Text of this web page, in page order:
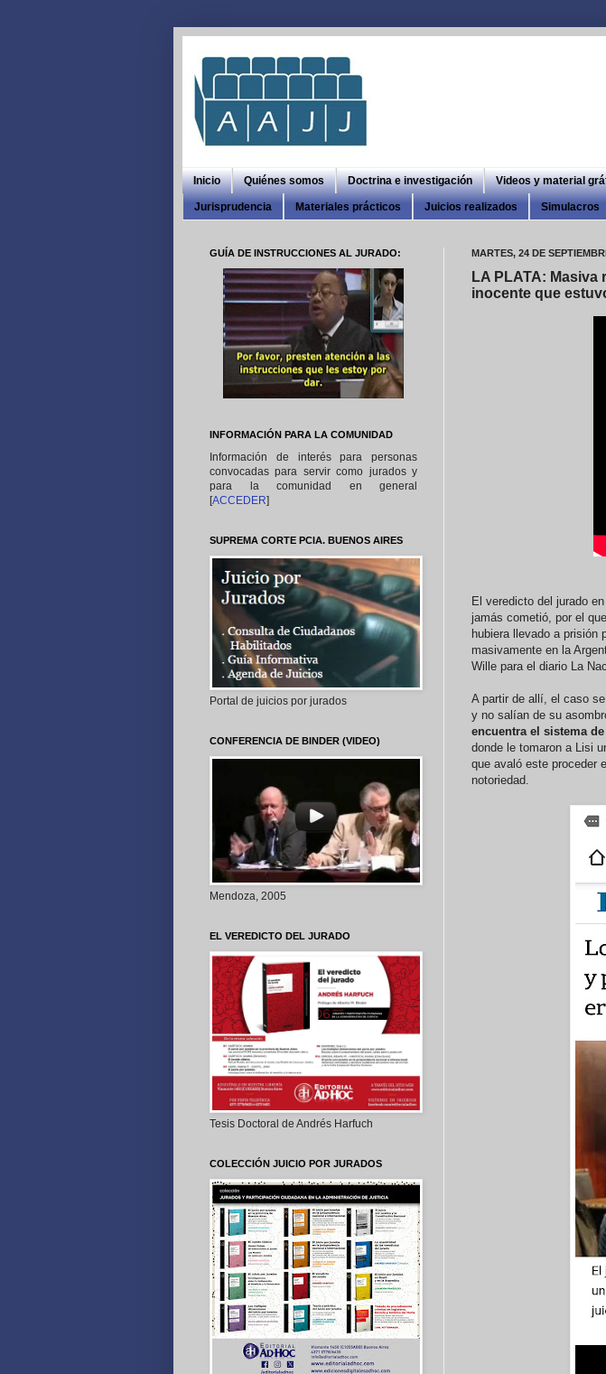
Inicio Quiénes somos Doctrina e investigación Videos y material
Jurisprudencia Materiales prácticos Juicios realizados Simulacros
MARTES, 24 DE
LA PLATA:
inocente que
El veredicto del jurado
jamás cometió, por el
hubiera llevado a prisión
masivamente en la
Wille para el diario La
A partir de allí, el caso
y no salían de su
encuentra el sistema
donde le tomaron a Lisi
que avaló este proceder
notoriedad.
GUÍA DE INSTRUCCIONES AL JURADO:
INFORMACIÓN PARA LA COMUNIDAD
Información de interés para personas
convocadas para servir como jurados y
para la comunidad en general
[ACCEDER]
SUPREMA CORTE PCIA. BUENOS AIRES
Portal de juicios por jurados
CONFERENCIA DE BINDER (VIDEO)
Mendoza, 2005
EL VEREDICTO DEL JURADO
Tesis Doctoral de Andrés Harfuch
COLECCIÓN JUICIO POR JURADOS